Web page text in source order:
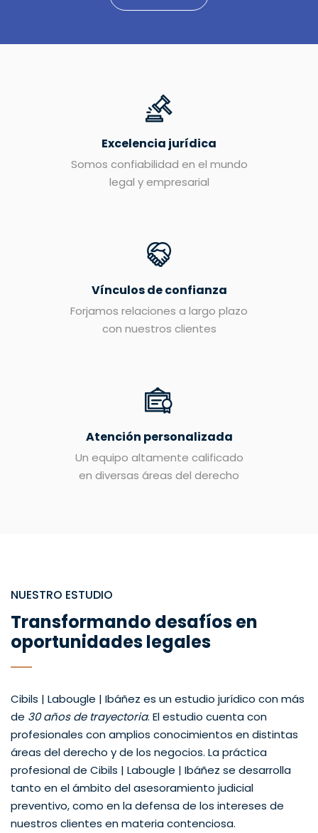
Excelencia jurídica
Somos confiabilidad en el mundo
legal y empresarial
Vínculos de confianza
Forjamos relaciones a largo plazo
con nuestros clientes
Atención personalizada
Un equipo altamente calificado
en diversas áreas del derecho
NUESTRO ESTUDIO
Transformando desafíos en
oportunidades legales
Cibils | Labougle | Ibáñez es un estudio jurídico con más
de 30 años de trayectoria. El estudio cuenta con
profesionales con amplios conocimientos en distintas
áreas del derecho y de los negocios. La práctica
profesional de Cibils | Labougle | Ibáñez se desarrolla
tanto en el ámbito del asesoramiento judicial
preventivo, como en la defensa de los intereses de
nuestros clientes en materia contenciosa.